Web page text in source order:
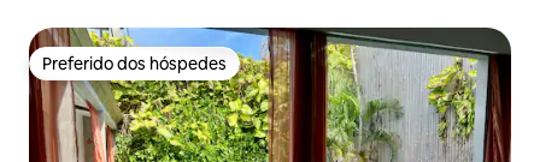
Preferido dos hóspedes
Preferido dos hóspedes